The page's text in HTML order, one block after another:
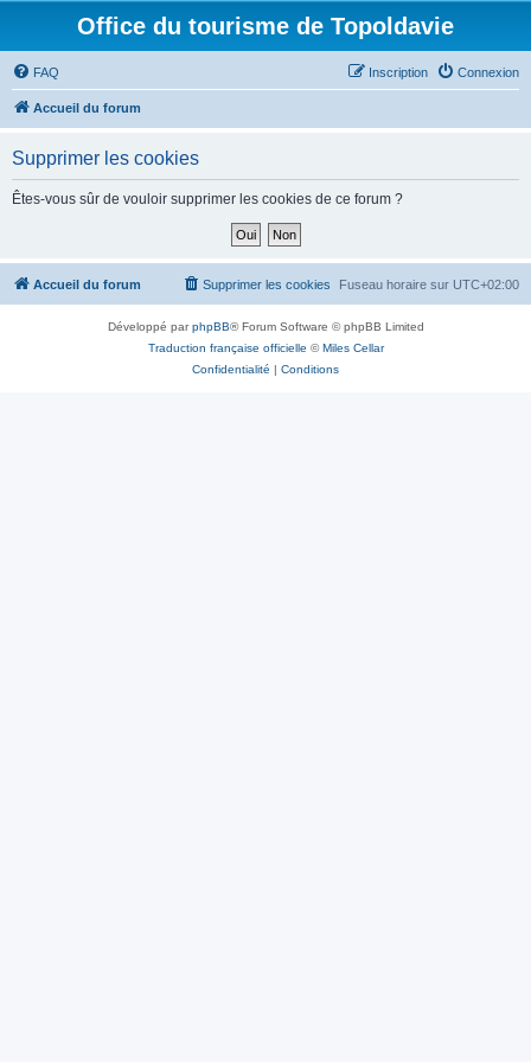
Office du tourisme de Topoldavie
FAQ Connexion
Inscription
Accueil du forum
Supprimer les cookies
Êtes-vous sûr de vouloir supprimer les cookies de ce forum ?
Accueil du forum Fuseau horaire sur UTC+02:00
Supprimer les cookies
Développé parphpBB® Forum Software © phpBB Limited
Traduction française officielle ©Miles Cellar
Confidentialité | Conditions